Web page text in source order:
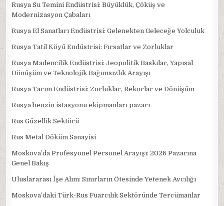
Rusya Su Temini Endüstrisi: Büyüklük, Çöküş ve
Modernizasyon Çabaları
Rusya El Sanatları Endüstrisi: Gelenekten Geleceğe Yolculuk
Rusya Tatil Köyü Endüstrisi: Fırsatlar ve Zorluklar
Rusya Madencilik Endüstrisi: Jeopolitik Baskılar, Yapısal
Dönüşüm ve Teknolojik Bağımsızlık Arayışı
Rusya Tarım Endüstrisi: Zorluklar, Rekorlar ve Dönüşüm
Rusya benzin istasyonu ekipmanları pazarı
Rus Güzellik Sektörü
Rus Metal Döküm Sanayisi
Moskova’da Profesyonel Personel Arayışı: 2026 Pazarına
Genel Bakış
Uluslararası İşe Alım: Sınırların Ötesinde Yetenek Avcılığı
Moskova’daki Türk-Rus Fuarcılık Sektöründe Tercümanlar